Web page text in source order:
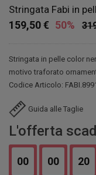
Stringata Fabi in
159,50 € 50%
Stringata in pelle color
motivo traforato
Codice Articolo:
Guida alle Taglie
L'offerta
00 00 20